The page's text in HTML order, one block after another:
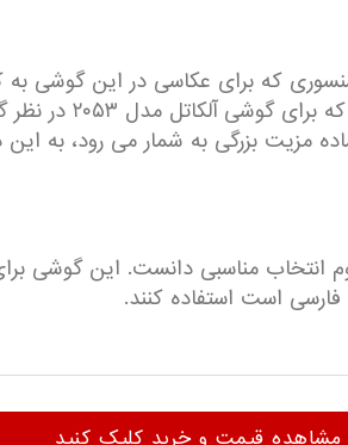
مزیت بزرگی به شمار می رود، به
می توان به عنوان گوشی دوم انتخاب مناسبی
است استفاده کنند.
قیمت و خرید کلیک کنید